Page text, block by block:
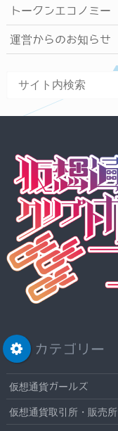
トークンエコノミー
運営からのお知らせ
カテゴリー
仮想通貨ガールズ
仮想通貨取引所・販売所